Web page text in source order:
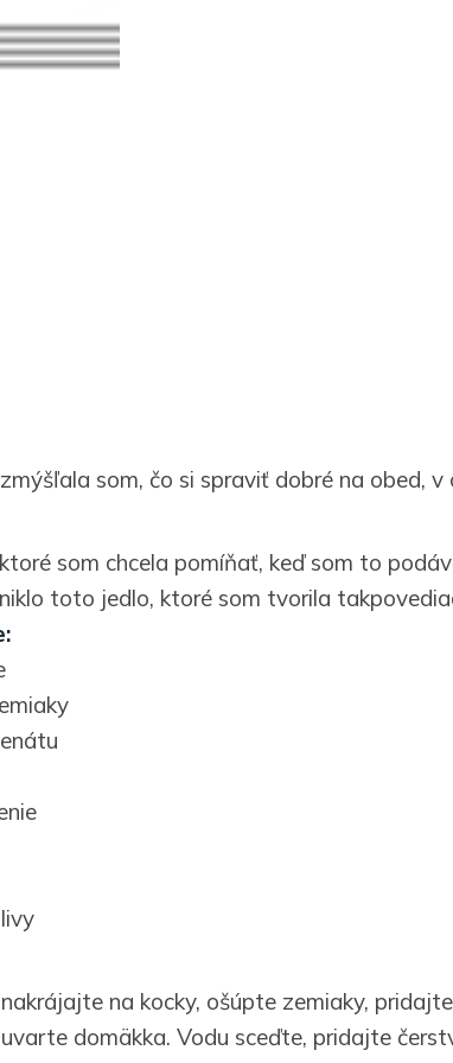
som, čo si spraviť dobré na obed, v
som chcela pomíňať, keď som to
toto jedlo, ktoré som tvorila
na kocky, ošúpte zemiaky,
domäkka. Vodu sceďte, pridajte